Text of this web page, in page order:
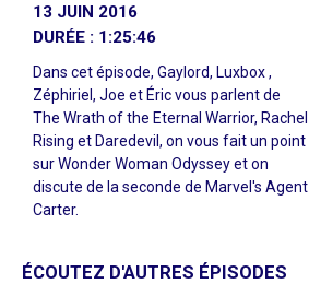
13 JUIN 2016
DURÉE : 1:25:46
Dans cet épisode, Gaylord, Luxbox ,
Zéphiriel, Joe et Éric vous parlent de
The Wrath of the Eternal Warrior, Rachel
Rising et Daredevil, on vous fait un point
sur Wonder Woman Odyssey et on
discute de la seconde de Marvel's Agent
Carter.
ÉCOUTEZ D'AUTRES ÉPISODES